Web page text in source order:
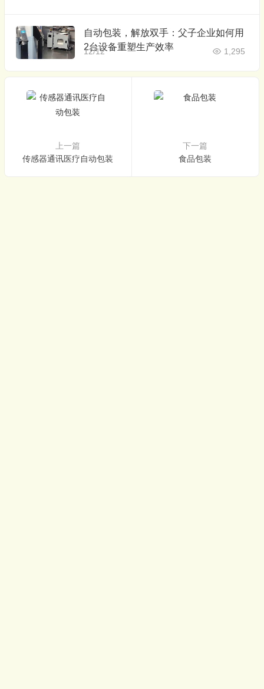
自动包装，解放双手：父子企业如何用
2台设备重塑生产效率
12/12 1,295
上一篇
传感器通讯医疗自动包装
下一篇
食品包装